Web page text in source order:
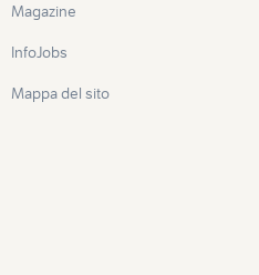
Magazine
InfoJobs
Mappa del sito